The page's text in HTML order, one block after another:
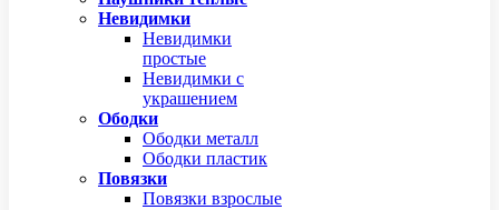
Невидимки
Невидимки
простые
Невидимки с
украшением
Ободки
Ободки металл
Ободки пластик
Повязки
Повязки взрослые